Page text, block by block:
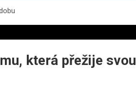
která přežije svou